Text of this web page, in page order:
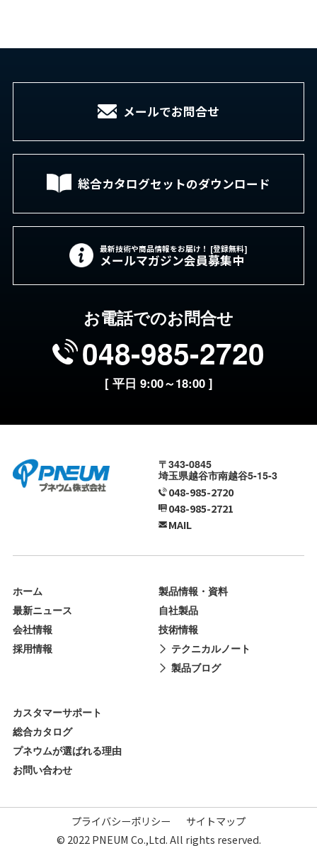
メールでお問合せ
総合カタログセットのダウンロード
最新技術や商品情報をお届け！ [登録無料]
メールマガジン会員募集中
お電話でのお問合せ
048-985-2720
[ 平日 9:00～18:00 ]
〒343-0845
埼玉県越谷市南越谷5-15-3
048-985-2720
048-985-2721
MAIL
ホーム
最新ニュース
会社情報
採用情報
製品情報・資料
自社製品
技術情報
テクニカルノート
製品ブログ
カスタマーサポート
総合カタログ
プネウムが選ばれる理由
お問い合わせ
プライバシーポリシー
サイトマップ
© 2022 PNEUM Co.,Ltd. All rights reserved.